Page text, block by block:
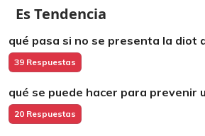
Es Tendencia
qué pasa si no se presenta la diot
39 Respuestas
qué se puede hacer para prevenir
20 Respuestas